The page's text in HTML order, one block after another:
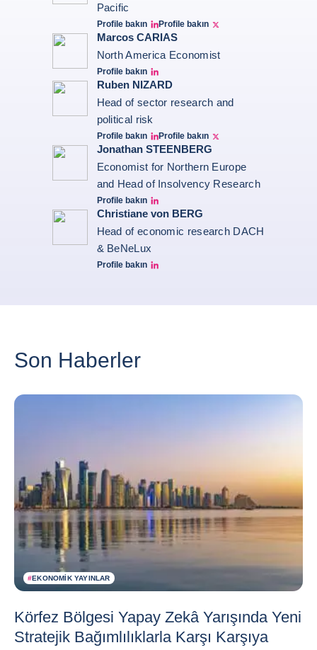
Pacific
Profile bakın
Bernard Aw LinkedinProfile bakın
Bernard Aw Twitter
Marcos CARIAS
North America Economist
Profile bakın
Marcos Carias Linkedin
Ruben NIZARD
Head of sector research and
political risk
Profile bakın
Ruben Nizard linkedinProfile bakın
Ruben Nizard twitter
Jonathan STEENBERG
Economist for Northern Europe
and Head of Insolvency Research
Profile bakın
Jonathan Steenberg linkedin
Christiane von BERG
Head of economic research DACH
& BeNeLux
Profile bakın
Christiane von berg linkedin
Son Haberler
#EKONOMIK YAYINLAR
Körfez Bölgesi Yapay Zekâ Yarışında Yeni
Stratejik Bağımlılıklarla Karşı Karşıya